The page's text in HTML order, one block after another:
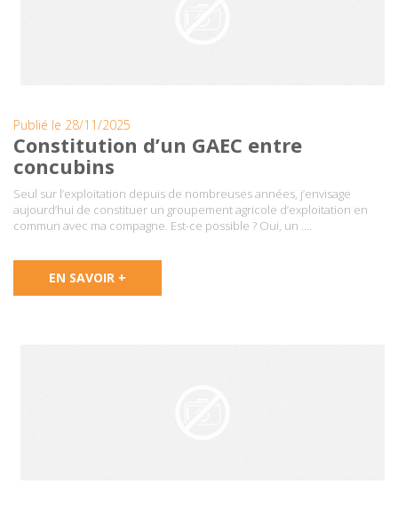
Publié le 28/11/2025
Constitution d’un GAEC entre
concubins
Seul sur l’exploitation depuis de nombreuses années, j’envisage
aujourd’hui de constituer un groupement agricole d’exploitation en
commun avec ma compagne. Est-ce possible ? Oui, un ….
EN SAVOIR +